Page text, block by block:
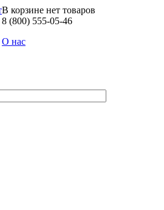
В корзине нет товаров
8 (800) 555-05-46
О нас